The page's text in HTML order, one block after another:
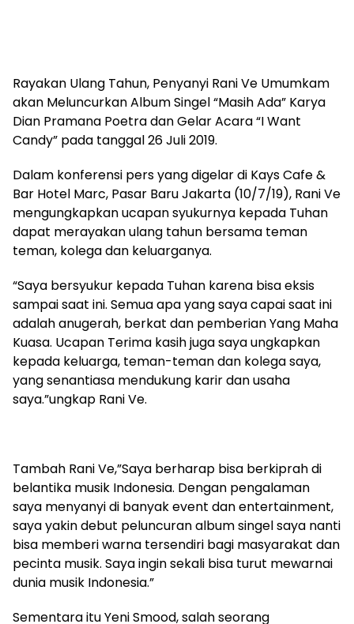
Rayakan Ulang Tahun, Penyanyi Rani Ve Umumkam
akan Meluncurkan Album Singel “Masih Ada” Karya
Dian Pramana Poetra dan Gelar Acara “I Want
Candy” pada tanggal 26 Juli 2019.
Dalam konferensi pers yang digelar di Kays Cafe &
Bar Hotel Marc, Pasar Baru Jakarta (10/7/19), Rani Ve
mengungkapkan ucapan syukurnya kepada Tuhan
dapat merayakan ulang tahun bersama teman
teman, kolega dan keluarganya.
“Saya bersyukur kepada Tuhan karena bisa eksis
sampai saat ini. Semua apa yang saya capai saat ini
adalah anugerah, berkat dan pemberian Yang Maha
Kuasa. Ucapan Terima kasih juga saya ungkapkan
kepada keluarga, teman-teman dan kolega saya,
yang senantiasa mendukung karir dan usaha
saya.”ungkap Rani Ve.
Tambah Rani Ve,”Saya berharap bisa berkiprah di
belantika musik Indonesia. Dengan pengalaman
saya menyanyi di banyak event dan entertainment,
saya yakin debut peluncuran album singel saya nanti
bisa memberi warna tersendiri bagi masyarakat dan
pecinta musik. Saya ingin sekali bisa turut mewarnai
dunia musik Indonesia.”
Sementara itu Yeni Smood, salah seorang